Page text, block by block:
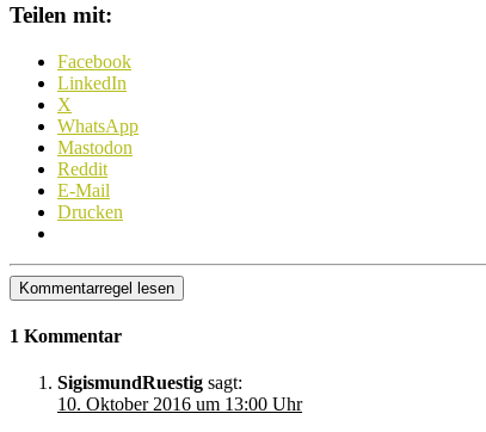
Teilen mit:
Facebook
LinkedIn
X
WhatsApp
Mastodon
Reddit
E-Mail
Drucken
Kommentarregel lesen
1 Kommentar
SigismundRuestig sagt:
10. Oktober 2016 um 13:00 Uhr